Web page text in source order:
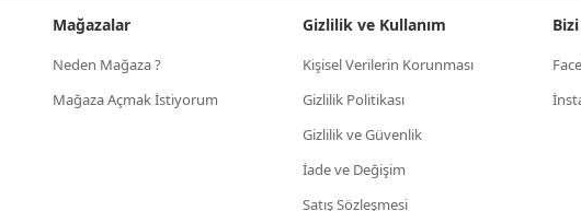
Mağazalar
Neden Mağaza ?
Mağaza Açmak İstiyorum
Gizlilik ve Kullanım
Kişisel Verilerin Korunması
Gizlilik Politikası
Gizlilik ve Güvenlik
İade ve Değişim
Satış Sözleşmesi